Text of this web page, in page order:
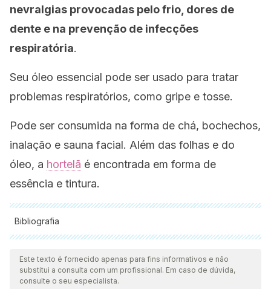
nevralgias provocadas pelo frio, dores de
dente e na prevenção de infecções
respiratória.
Seu óleo essencial pode ser usado para tratar
problemas respiratórios, como gripe e tosse.
Pode ser consumida na forma de chá, bochechos,
inalação e sauna facial. Além das folhas e do
óleo, a hortelã é encontrada em forma de
essência e tintura.
Bibliografia
Todas as fontes citadas foram minuciosamente revisadas por
nossa equipe para garantir sua qualidade, confiabilidade,
atualidade e validade. A bibliografia deste artigo foi
Este texto é fornecido apenas para fins informativos e não
substitui a consulta com um profissional. Em caso de dúvida,
consulte o seu especialista.